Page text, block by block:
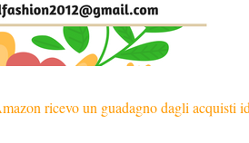
ricevo un guadagno dagli acquisti